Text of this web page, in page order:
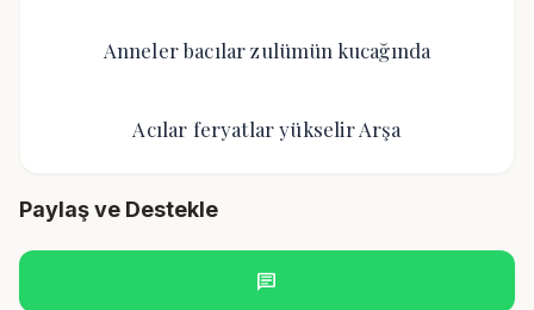
Anneler bacılar zulümün kucağında
Acılar feryatlar yükselir Arşa
Paylaş ve Destekle
chat